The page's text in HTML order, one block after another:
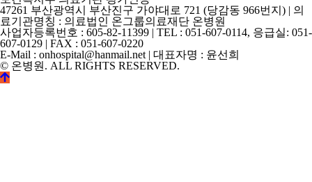
47261 부산광역시 부산진구 가야대로 721 (당감동 966번지) | 의
료기관명칭 : 의료법인 온그룹의료재단 온병원
사업자등록번호 : 605-82-11399 | TEL : 051-607-0114, 응급실: 051-
607-0129 | FAX : 051-607-0220
E-Mail : onhospital@hanmail.net | 대표자명 : 윤선희
© 온병원. ALL RIGHTS RESERVED.
©
k2s0o2d0e0s1i0g1n.